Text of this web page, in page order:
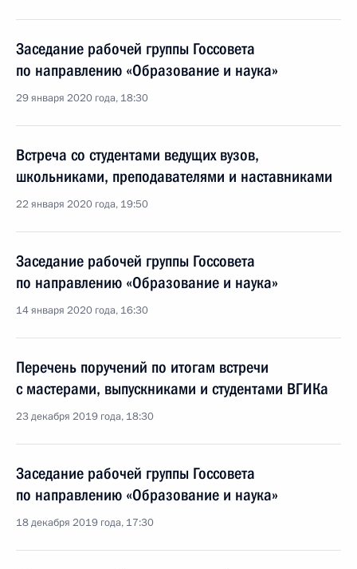
Заседание рабочей группы Госсовета
по направлению «Образование и наука»
29 января 2020 года, 18:30
Встреча со студентами ведущих вузов,
школьниками, преподавателями и наставниками
22 января 2020 года, 19:50
Заседание рабочей группы Госсовета
по направлению «Образование и наука»
14 января 2020 года, 16:30
Перечень поручений по итогам встречи
с мастерами, выпускниками и студентами ВГИКа
23 декабря 2019 года, 18:30
Заседание рабочей группы Госсовета
по направлению «Образование и наука»
18 декабря 2019 года, 17:30